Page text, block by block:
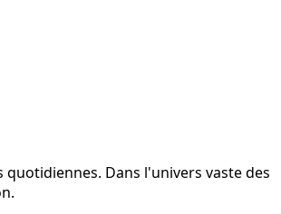
Dans l'univers vaste des